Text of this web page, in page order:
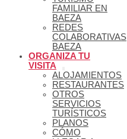
FAMILIAR EN
BAEZA
REDES
COLABORATIVAS
BAEZA
ORGANIZA TU
VISITA
ALOJAMIENTOS
RESTAURANTES
OTROS
SERVICIOS
TURÍSTICOS
PLANOS
CÓMO